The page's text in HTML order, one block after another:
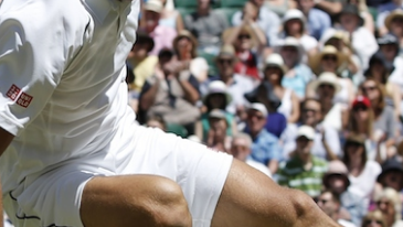
Storie/Idee
Ok Boomer!
Media
Europa
Altrecose
Mondiali calcio 2026